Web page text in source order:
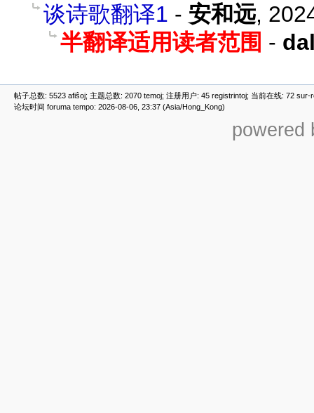
谈诗歌翻译1 - 安和远,
半翻译适用读者范围 -
帖子总数: 5523 afiŝoj; 主题总数: 2070 temoj; 注册用户: 45 registrintoj; 当前在线: 72
论坛时间 foruma tempo: 2026-08-06, 23:37 (Asia/Hong_Kong)
powered